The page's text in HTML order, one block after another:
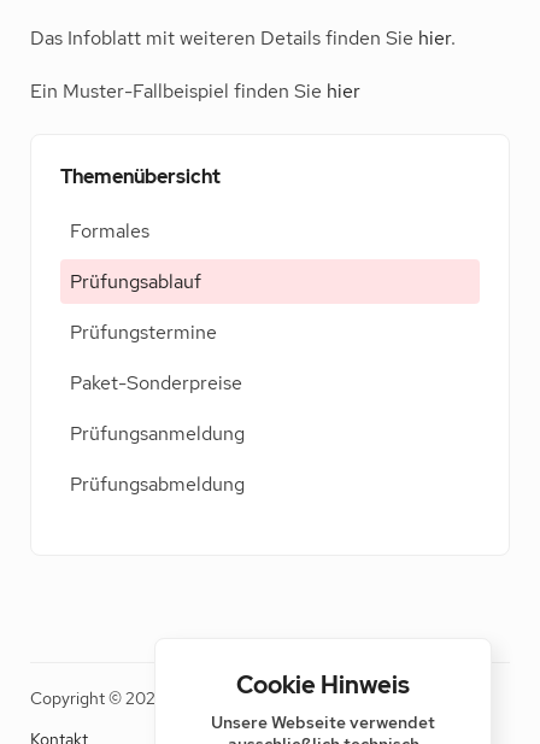
Das Infoblatt mit weiteren Details finden Sie hier.
Ein Muster-Fallbeispiel finden Sie hier
Themenübersicht
Formales
Prüfungsablauf
Prüfungstermine
Paket-Sonderpreise
Prüfungsanmeldung
Prüfungsabmeldung
Copyright © 2026 BÖV
Kontakt
Cookie Hinweis
Unsere Webseite verwendet